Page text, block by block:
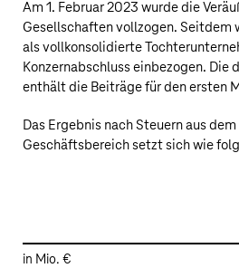
Am 1. Februar 2023 wurde die
Gesellschaften vollzogen. Seitdem
als vollkonsolidierte
Konzernabschluss einbezogen.
enthält die Beiträge für den ersten
Das Ergebnis nach Steuern aus
Geschäftsbereich setzt sich wie
in Mio. €